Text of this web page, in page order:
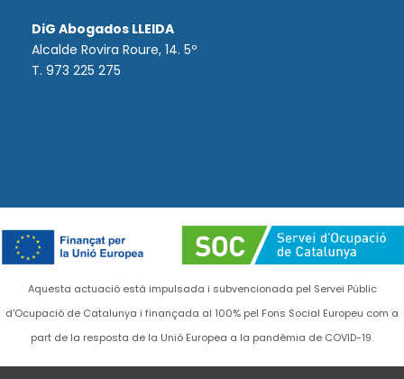
DiG Abogados LLEIDA
Alcalde Rovira Roure, 14. 5º
T. 973 225 275
Aquesta actuació està impulsada i subvencionada pel Servei Públic
d'Ocupació de Catalunya i finançada al 100% pel Fons Social Europeu com a
part de la resposta de la Unió Europea a la pandèmia de COVID-19.